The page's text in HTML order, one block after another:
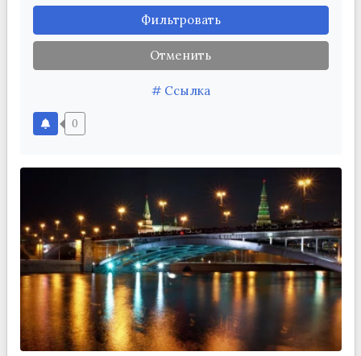
Фильтровать
Отменить
# Ссылка
0